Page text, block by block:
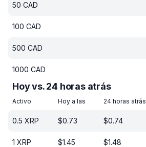
50 CAD
100 CAD
500 CAD
1000 CAD
Hoy vs. 24 horas atrás
Activo Hoy a las 24 horas atrás
0.5 XRP $0.73 $0.74
1 XRP $1.45 $1.48